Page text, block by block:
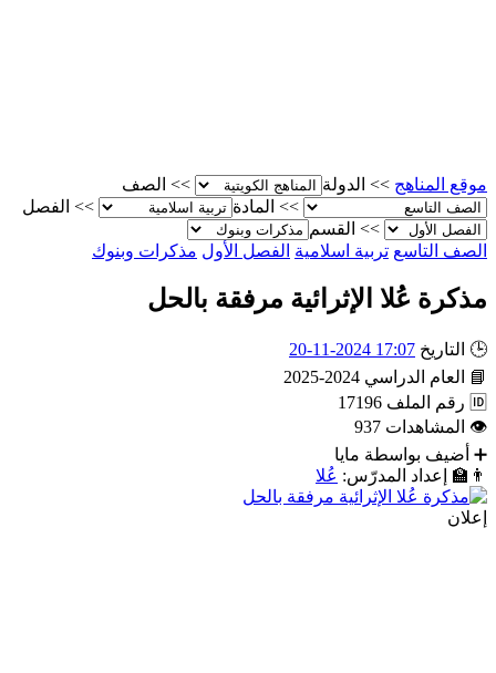
موقع المناهج >> الدولة >>
الصف
>>
المادة >>
الفصل
>>
القسم
الصف التاسع تربية اسلامية الفصل الأول مذكرات وبنوك
مذكرة عُلا الإثرائية مرفقة بالحل
🕒 التاريخ 17:07 2024-11-20
📘
العام الدراسي 2024-2025
🆔 رقم الملف 17196
👁
المشاهدات 937
➕
أضيف بواسطة مايا
👨‍🏫
إعداد المدرّس: عُلا
إعلان